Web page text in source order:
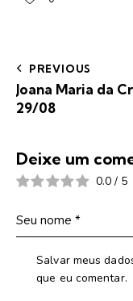
PREVIOUS
Joana Maria da
29/08
Deixe um
0.0 / 5
Salvar meus
que eu comentar.